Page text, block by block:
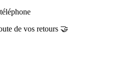
de vos retours 🤝